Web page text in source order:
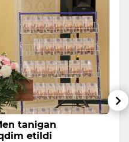
tanigan
etildi